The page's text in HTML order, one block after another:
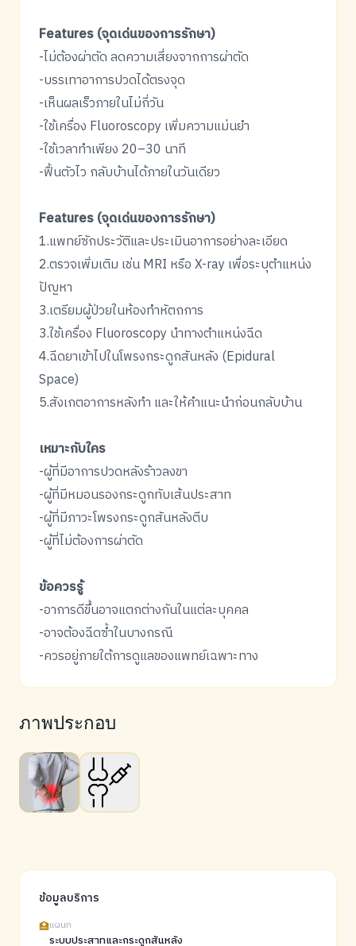
Features (จุดเด่นของการรักษา)
-ไม่ต้องผ่าตัด ลดความเสี่ยงจากการผ่าตัด
-บรรเทาอาการปวดได้ตรงจุด
-เห็นผลเร็วภายในไม่กี่วัน
-ใช้เครื่อง Fluoroscopy เพิ่มความแม่นยำ
-ใช้เวลาทำเพียง 20–30 นาที
-ฟื้นตัวไว กลับบ้านได้ภายในวันเดียว
Features (จุดเด่นของการรักษา)
1.แพทย์ซักประวัติและประเมินอาการอย่างละเอียด
2.ตรวจเพิ่มเติม เช่น MRI หรือ X-ray เพื่อระบุตำแหน่ง
ปัญหา
3.เตรียมผู้ป่วยในห้องทำหัตถการ
3.ใช้เครื่อง Fluoroscopy นำทางตำแหน่งฉีด
4.ฉีดยาเข้าไปในโพรงกระดูกสันหลัง (Epidural
Space)
5.สังเกตอาการหลังทำ และให้คำแนะนำก่อนกลับบ้าน
เหมาะกับใคร
-ผู้ที่มีอาการปวดหลังร้าวลงขา
-ผู้ที่มีหมอนรองกระดูกทับเส้นประสาท
-ผู้ที่มีภาวะโพรงกระดูกสันหลังตีบ
-ผู้ที่ไม่ต้องการผ่าตัด
ข้อควรรู้
-อาการดีขึ้นอาจแตกต่างกันในแต่ละบุคคล
-อาจต้องฉีดซ้ำในบางกรณี
-ควรอยู่ภายใต้การดูแลของแพทย์เฉพาะทาง
ภาพประกอบ
ข้อมูลบริการ
🏥แผนก
ระบบประสาทและกระดูกสันหลัง